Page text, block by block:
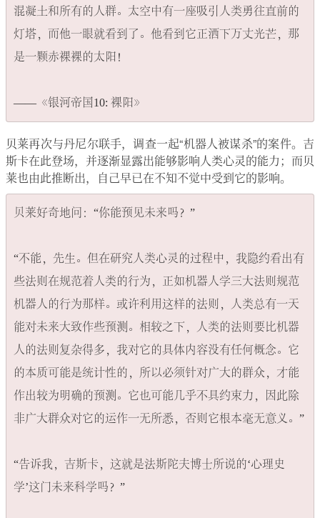
混凝土和所有的人群。太空中有一座吸引人类勇往直前的
灯塔，而他一眼就看到了。他看到它正洒下万丈光芒，那
是一颗赤裸裸的太阳！
贝莱再次与丹尼尔联手，调查一起“机器人被谋杀”的案件。吉
斯卡在此登场，并逐渐显露出能够影响人类心灵的能力；而贝
莱也由此推断出，自己早已在不知不觉中受到它的影响。
贝莱好奇地问：​“你能预见未来吗？​”
“不能，先生。但在研究人类心灵的过程中，我隐约看出有
些法则在规范着人类的行为，正如机器人学三大法则规范
机器人的行为那样。或许利用这样的法则，人类总有一天
能对未来大致作些预测。相较之下，人类的法则要比机器
人的法则复杂得多，我对它的具体内容没有任何概念。它
的本质可能是统计性的，所以必须针对广大的群众，才能
作出较为明确的预测。它也可能几乎不具约束力，因此除
非广大群众对它的运作一无所悉，否则它根本毫无意义。​”
“告诉我，吉斯卡，这就是法斯陀夫博士所说的‘心理史
学’这门未来科学吗？​”